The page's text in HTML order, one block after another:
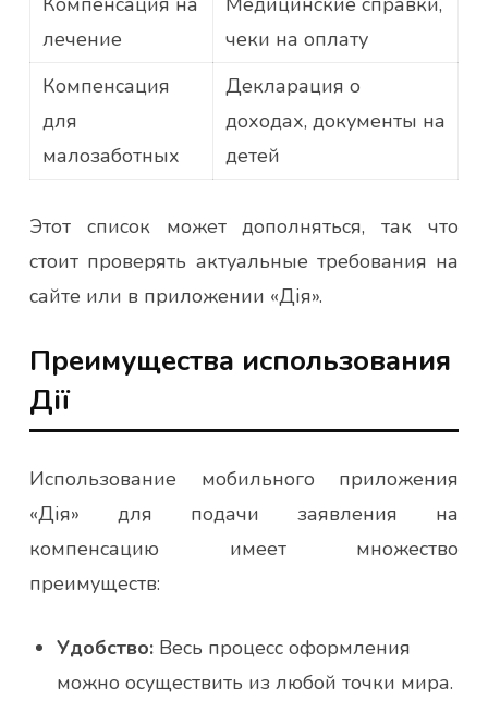
лечение
чеки на оплату
Компенсация
для
малозаботных
Декларация о
доходах, документы на
детей
Этот список может дополняться, так что
стоит проверять актуальные требования на
сайте или в приложении «Дія».
Преимущества использования
Дії
Использование мобильного приложения
«Дія» для подачи заявления на
компенсацию имеет множество
преимуществ:
Удобство: Весь процесс оформления
можно осуществить из любой точки мира.